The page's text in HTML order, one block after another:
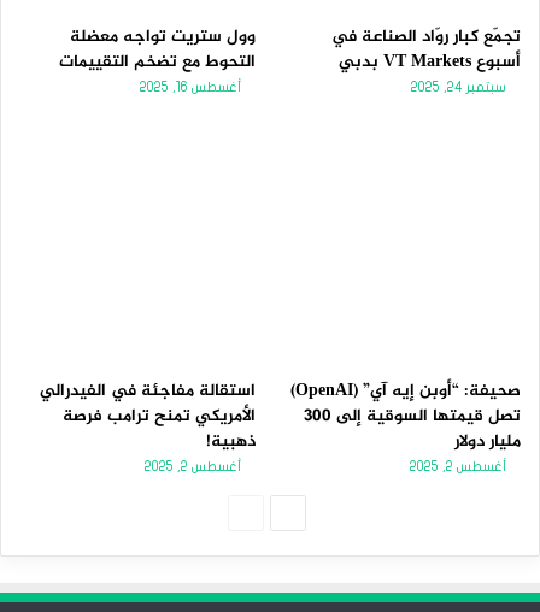
تجمّع كبار روّاد الصناعة في
أسبوع VT Markets بدبي
سبتمبر 24, 2025
وول ستريت تواجه معضلة
التحوط مع تضخم التقييمات
أغسطس 16, 2025
صحيفة: “أوبن إيه آي” (OpenAI)
تصل قيمتها السوقية إلى 300
مليار دولار
أغسطس 2, 2025
استقالة مفاجئة في الفيدرالي
الأمريكي تمنح ترامب فرصة
ذهبية!
أغسطس 2, 2025